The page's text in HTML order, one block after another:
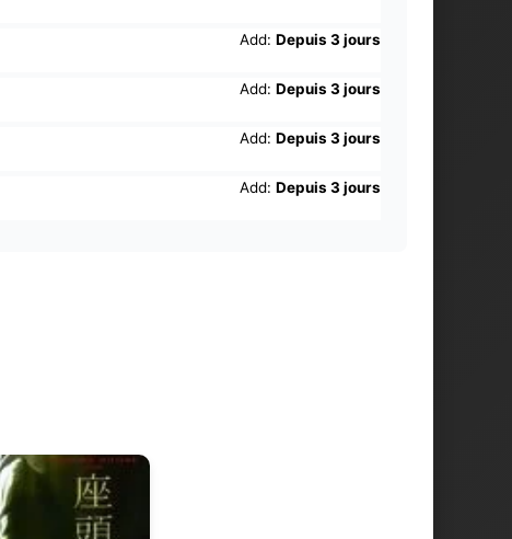
Add: Depuis 3 jours
Add: Depuis 3 jours
Add: Depuis 3 jours
Add: Depuis 3 jours